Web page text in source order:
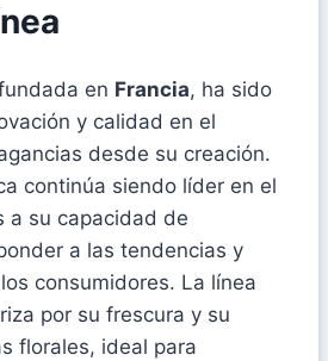
en Francia, ha sido
y calidad en el
desde su creación.
continúa siendo líder en el
a su capacidad de
a las tendencias y
consumidores. La línea
por su frescura y su
florales, ideal para